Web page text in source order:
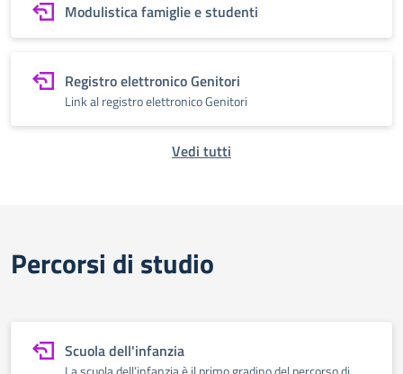
Modulistica famiglie e studenti
Registro elettronico Genitori
Link al registro elettronico Genitori
Vedi tutti
Percorsi di studio
Scuola dell'infanzia